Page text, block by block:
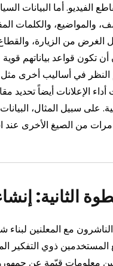
الفيديو. أما البيانات
والمواضيع، والكلمات
الغرض من الزيارة،
تكون قواعد بياناتهم
النظر في أساليب أخرى مثل
أداء الإعلانات أيضاً
على سبيل المثال، البيانات
مرات من الصيغ الأخرى عند
الثانية:
مع المعلنين
المستخدمين ذوي التفكير
معلومات قيّمة عن